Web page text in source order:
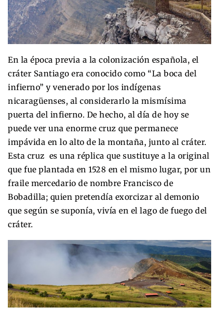
En la época previa a la colonización española, el
cráter Santiago era conocido como “La boca del
infierno” y venerado por los indígenas
nicaragüenses, al considerarlo la mismísima
puerta del infierno. De hecho, al día de hoy se
puede ver una enorme cruz que permanece
impávida en lo alto de la montaña, junto al cráter.
Esta cruz es una réplica que sustituye a la original
que fue plantada en 1528 en el mismo lugar, por un
fraile mercedario de nombre Francisco de
Bobadilla; quien pretendía exorcizar al demonio
que según se suponía, vivía en el lago de fuego del
cráter.